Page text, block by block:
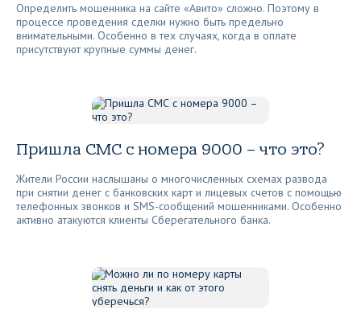
Определить мошенника на сайте «Авито» сложно. Поэтому в
процессе проведения сделки нужно быть предельно
внимательными. Особенно в тех случаях, когда в оплате
присутствуют крупные суммы денег.
Пришла СМС с номера 9000 – что это?
Жители России наслышаны о многочисленных схемах развода
при снятии денег с банковских карт и лицевых счетов с помощью
телефонных звонков и SMS-сообщений мошенниками. Особенно
активно атакуются клиенты Сберегательного банка.